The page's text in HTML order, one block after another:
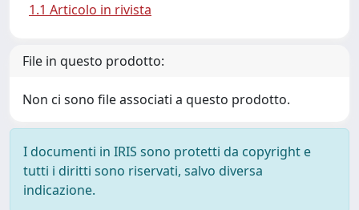
1.1 Articolo in rivista
File in questo prodotto:
Non ci sono file associati a questo prodotto.
I documenti in IRIS sono protetti da copyright e
tutti i diritti sono riservati, salvo diversa
indicazione.